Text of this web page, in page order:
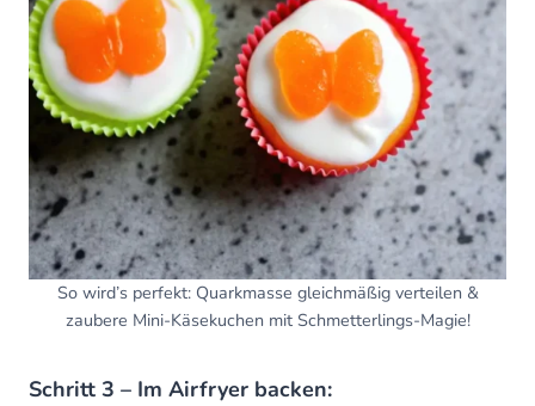
So wird’s perfekt: Quarkmasse gleichmäßig verteilen &
zaubere Mini-Käsekuchen mit Schmetterlings-Magie!
Schritt 3 – Im Airfryer backen: